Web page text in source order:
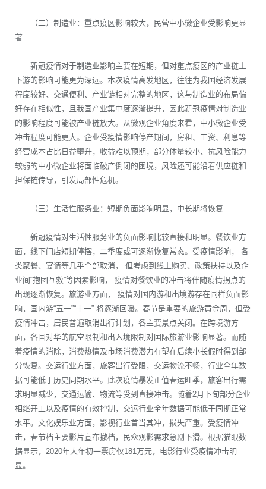
（二）制造业：重点疫区影响较大，民营中小微企业受影响更显
著
新冠疫情对于制造业影响主要在短期，但对重点疫区的产业链上
下游的影响可能更为深远。本次疫情高发地区，往往为我国经济发展
程度较好、交通便利、产业链相对完整的地区，这与制造业的布局偏
好存在相似性，且我国产业集中度逐渐提升，因此新冠疫情对制造业
的影响程度可能被产业链放大。从微观企业角度来看，中小微企业受
冲击程度可能更大。企业受疫情影响停产期间，房租、工资、利息等
经营成本占比日益攀升，收益难以预期，部分体量较小、抗风险能力
较弱的中小微企业将面临破产倒闭的困境，风险还可能沿着供应链和
担保链传导，引发局部性危机。
（三）生活性服务业：短期负面影响明显，中长期将恢复
新冠疫情对生活性服务业的负面影响比较直接和明显。餐饮业方
面，线下门店短期停摆，二季度或可逐渐恢复常态。受疫情影响， 各
类聚餐、宴请等几乎全部取消， 但考虑到线上购买、政策扶持以及企
业间“抱团互救”等因素影响， 疫情对餐饮业的冲击将伴随疫情拐点的
出现逐渐恢复。旅游业方面， 疫情对国内游和出境游存在同样负面影
响，国内游“五一”“十一” 将逐渐回暖。春节是重要的旅游黄金周，但受
疫情冲击，居民普遍取消出行计划，各主要景点关闭。在跨境游方
面，各国对华的航空限制和出入境限制对国际旅游业影响显著。而随
着疫情的消除，消费热情及市场消费潜力有望在后续小长假时得到部
分恢复。交运行业方面，旅客出行受限，交运物流不畅，行业全年数
据可能低于历史同期水平。此次疫情暴发正值春运旺季，旅客出行需
求明显减少，交通运输、物流等受到直接冲击。随着2月下旬部分企业
相继开工以及疫情的有效控制，交运行业全年数据可能低于同期正常
水平。文化娱乐业方面，影视行业首当其冲，损失严重。受疫情冲
击，春节档主要影片宣布撤档，民众观影需求急剧下滑。根据猫眼数
据显示，2020年大年初一票房仅181万元，电影行业受疫情冲击明
显。